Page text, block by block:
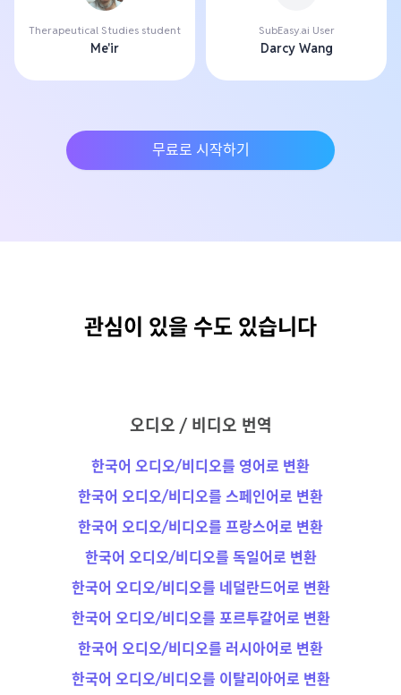
Therapeutical Studies student
Me'ir
SubEasy.ai User
Darcy Wang
무료로 시작하기
관심이 있을 수도 있습니다
오디오 / 비디오 번역
한국어 오디오/비디오를 영어로 변환
한국어 오디오/비디오를 스페인어로 변환
한국어 오디오/비디오를 프랑스어로 변환
한국어 오디오/비디오를 독일어로 변환
한국어 오디오/비디오를 네덜란드어로 변환
한국어 오디오/비디오를 포르투갈어로 변환
한국어 오디오/비디오를 러시아어로 변환
한국어 오디오/비디오를 이탈리아어로 변환